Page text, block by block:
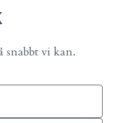
snabbt vi kan.